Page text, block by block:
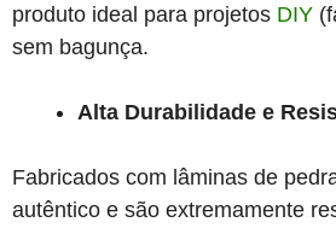
produto ideal para projetos DIY
sem bagunça.
Alta Durabilidade e
Fabricados com lâminas de
autêntico e são extremamente